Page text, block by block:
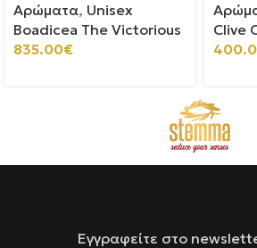
Αρώματα, Unisex
Boadicea The Victorious
835.00€
Clive
Εγγραφείτε στο